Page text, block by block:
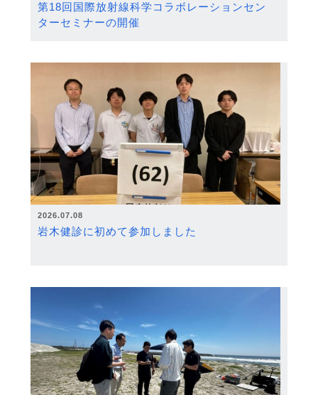
第18回国際放射線科学コラボレーションセン
ターセミナーの開催
2026.07.08
岩木健診に初めて参加しました